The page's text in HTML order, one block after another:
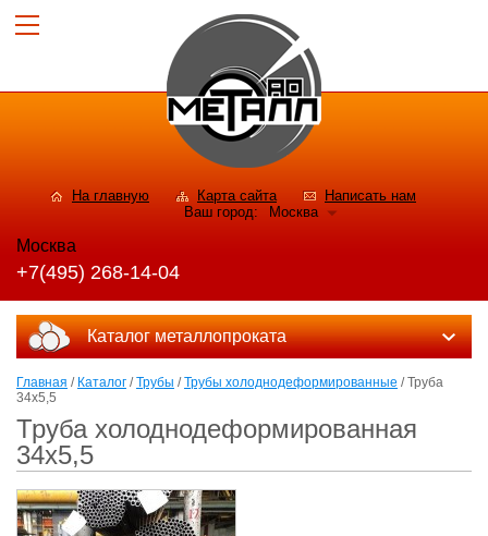
На главную Карта сайта
Написать нам
Ваш город:
Москва
Москва
+7(495) 268-14-04
Каталог металлопроката
Главная / Каталог /Трубы /Трубы холоднодеформированные / Труба
34х5,5
Труба холоднодеформированная
34х5,5